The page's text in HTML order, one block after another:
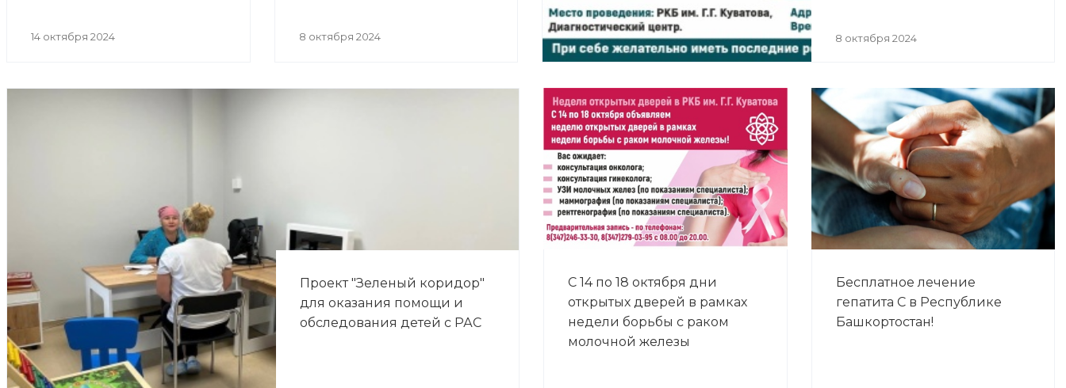
14 октября 2024 8 октября 2024 8 октября 2024
Проект "Зеленый коридор"
для оказания помощи и
обследования детей с РАС
С 14 по 18 октября дни
открытых дверей в рамках
недели борьбы с раком
молочной железы
Бесплатное лечение
гепатита С в Республике
Башкортостан!